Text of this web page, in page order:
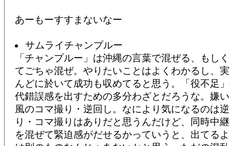
あーもーすすまないなー
サムライチャンプルー
「チャンプルー」は沖縄の言葉で混ぜる、もし
てごちゃ混ぜ。やりたいことはよくわかるし、
んどに於いて成功も収めてると思う。「役不足
代錯誤感を出すための多分わざとだろうな。嫌
風のコマ撮り・逆回し。なにより気になるのは
り・コマ撮りはありだと思うんだけど、同時中
を混ぜて緊迫感がだせるかっていうと、出てる